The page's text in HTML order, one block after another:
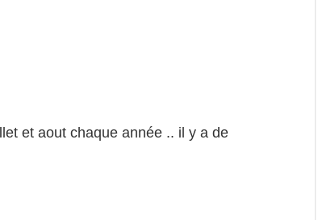
et aout chaque année .. il y a de